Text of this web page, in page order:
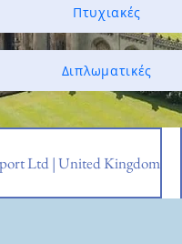
Πτυχιακές
Διπλωματικές
Ltd | United Kingdom